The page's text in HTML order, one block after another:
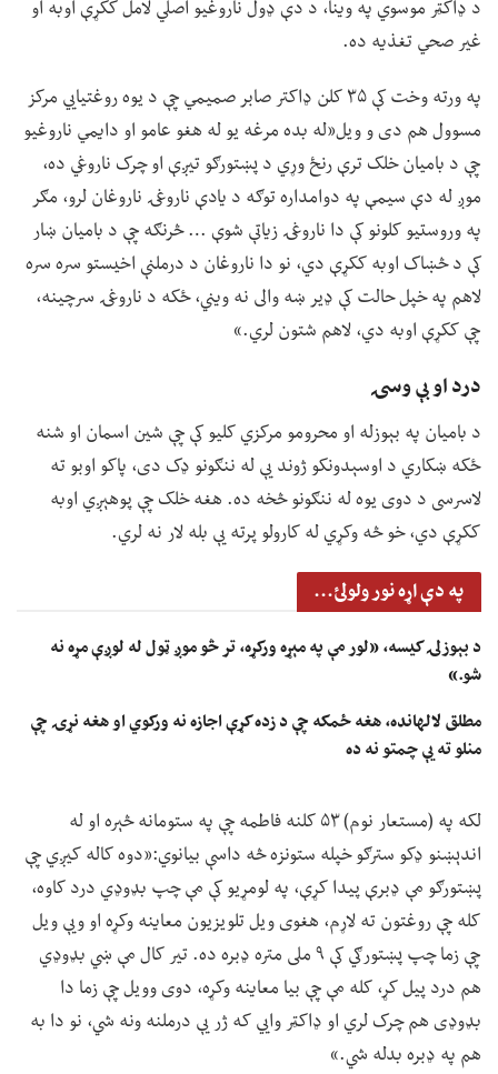
د ډاکټر موسوي په وینا، د دې ډول ناروغیو اصلي لامل ککړې اوبه او
غیر صحي تغذیه ده.
په ورته وخت کې ۳۵ کلن ډاکتر صابر صمیمي چې د یوه روغتیايي مرکز
مسوول هم دی و ویل«له بده مرغه یو له هغو عامو او دایمي ناروغیو
چې د بامیان خلک ترې رنځ وړي د پښتورګو تیږې او چرک ناروغي ده،
موږ له دې سیمې په دوامداره توګه د یادې ناروغۍ ناروغان لرو، مګر
په وروستیو کلونو کې دا ناروغۍ زیاتې شوې … څرنګه چې د بامیان ښار
کې د څښاک اوبه ککړې دي، نو دا ناروغان د درملنې اخیستو سره سره
لاهم په خپل حالت کې ډیر ښه والی نه ویني، ځکه د ناروغۍ سرچینه،
چې ککړې اوبه دي، لاهم شتون لري.»
درد او بې وسۍ
د بامیان په بېوزله او محرومو مرکزي کلیو کې چې شین اسمان او شنه
ځکه ښکاري د اوسېدونکو ژوند یې له ننګونو ډک دی، پاکو اوبو ته
لاسرسی د دوی یوه له ننګونو څخه ده. هغه خلک چې پوهېږي اوبه
ککړې دي، خو څه وکړي له کارولو پرته یې بله لار نه لري.
په دې اړه نور ولولئ...
د بېوزلۍ کیسه، «لور مې په مېړه ورکړه، تر څو موږ ټول له لوږې مړه نه
شو.»
مطلق لالهانده، هغه ځمکه چې د زده کړې اجازه نه ورکوي او هغه نړۍ چې
منلو ته یې چمتو نه ده
لکه په (مستعار نوم) ۵۳ کلنه فاطمه چې په ستومانه څېره او له
اندېښنو ډکو سترګو خپله ستونزه څه داسې بیانوي:«دوه کاله کیږي چې
پښتورګو مې ډبرې پیدا کړې، په لومړيو کې مې چپ بډوډي درد کاوه،
کله چې روغتون ته لاړم، هغوی ویل تلویزیون معاینه وکړه او ویې ویل
چې زما چپ پښتورګي کې ۹ ملی متره ډبره ده. تیر کال مې ښي بډوډي
هم درد پیل کړ، کله مې چې بیا معاینه وکړه، دوی وویل چې زما دا
بډوډی هم چرک لري او ډاکټر وايي که ژر یې درملنه ونه شي، نو دا به
هم په ډبره بدله شي.»